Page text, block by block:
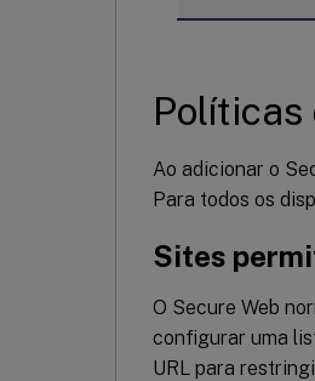
Políticas
Ao adicionar o
Para todos os
Sites
O Secure Web
configurar uma
URL para